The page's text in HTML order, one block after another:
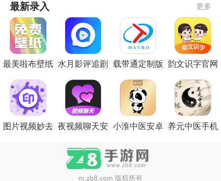
最新录入 更多
最美啦布壁纸 水月影评追剧
载带通定制版 韵文识字官网
图片视频妙去 夜视频聊天安 小淮中医安卓 养元中医手机
m.zb8.com 版权所有